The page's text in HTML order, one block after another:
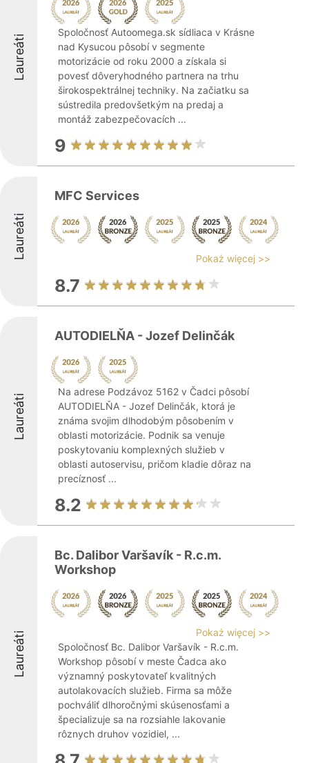
Laureáti
Spoločnosť Autoomega.sk sídliaca v Krásne
nad Kysucou pôsobí v segmente
motorizácie od roku 2000 a získala si
povesť dôveryhodného partnera na trhu
širokospektrálnej techniky. Na začiatku sa
sústredila predovšetkým na predaj a
montáž zabezpečovacích ...
9
Laureáti
MFC Services
Pokaż więcej >>
8.7
Laureáti
AUTODIELŇA - Jozef Delinčák
Na adrese Podzávoz 5162 v Čadci pôsobí
AUTODIELŇA - Jozef Delinčák, ktorá je
známa svojim dlhodobým pôsobením v
oblasti motorizácie. Podnik sa venuje
poskytovaniu komplexných služieb v
oblasti autoservisu, pričom kladie dôraz na
precíznosť ...
8.2
Laureáti
Bc. Dalibor Varšavík - R.c.m.
Workshop
Pokaż więcej >>
Spoločnosť Bc. Dalibor Varšavík - R.c.m.
Workshop pôsobí v meste Čadca ako
významný poskytovateľ kvalitných
autolakovacích služieb. Firma sa môže
pochváliť dlhoročnými skúsenosťami a
špecializuje sa na rozsiahle lakovanie
rôznych druhov vozidiel, ...